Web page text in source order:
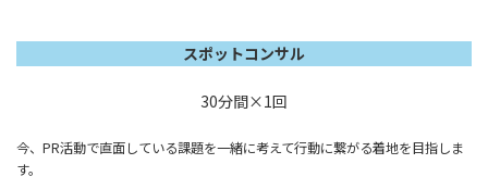
スポットコンサル
30分間×1回
今、PR活動で直面している課題を一緒に考えて行動に繋がる着地を目指しま
す。